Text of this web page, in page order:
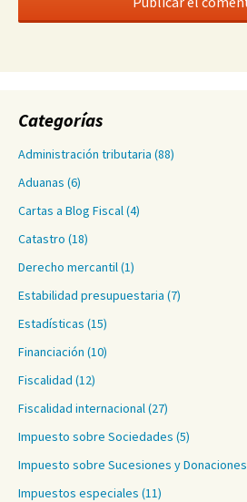
Categorías
Administración tributaria (88)
Aduanas (6)
Cartas a Blog Fiscal(4)
Catastro (18)
Derecho mercantil(1)
Estabilidad presupuestaria (7)
Estadísticas (15)
Financiación (10)
Fiscalidad (12)
Fiscalidad internacional(27)
Impuesto sobre Sociedades (5)
Impuesto sobre Sucesiones y Donaciones
Impuestos especiales (11)